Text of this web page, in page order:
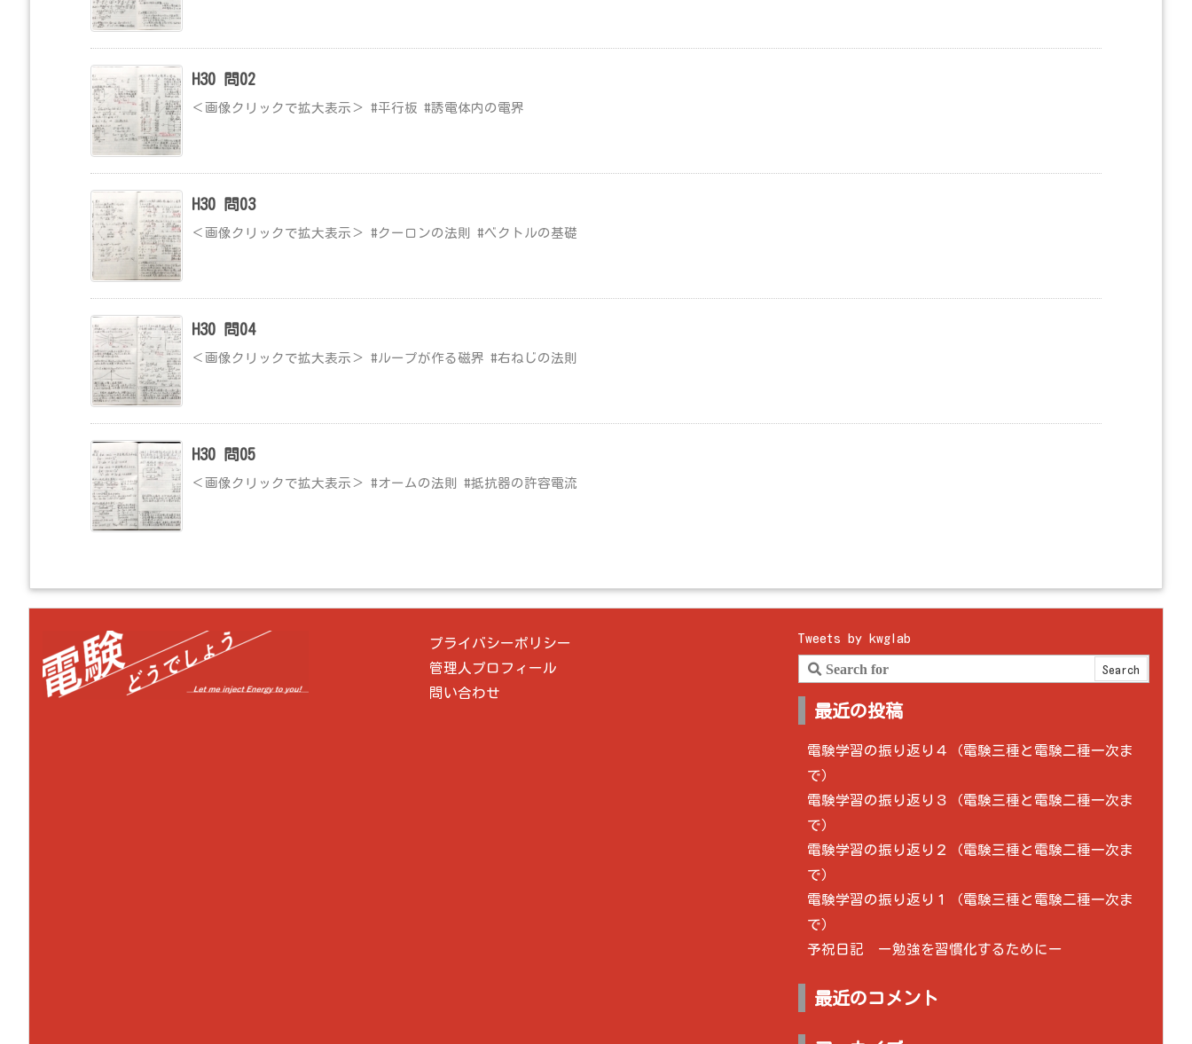
H30 問02
＜画像クリックで拡大表示＞ #平行板 #誘電体内の電界
H30 問03
＜画像クリックで拡大表示＞ #クーロンの法則 #ベクトルの基礎
H30 問04
＜画像クリックで拡大表示＞ #ループが作る磁界 #右ねじの法則
H30 問05
＜画像クリックで拡大表示＞ #オームの法則 #抵抗器の許容電流
プライバシーポリシー
管理人プロフィール
問い合わせ
Tweets by kwglab
最近の投稿
電験学習の振り返り４（電験三種と電験二種一次ま
で）
電験学習の振り返り３（電験三種と電験二種一次ま
で）
電験学習の振り返り２（電験三種と電験二種一次ま
で）
電験学習の振り返り１（電験三種と電験二種一次ま
で）
予祝日記 ー勉強を習慣化するためにー
最近のコメント